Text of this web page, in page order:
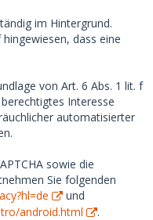
im Hintergrund.
dass eine
von Art. 6 Abs. 1 lit. f
Interesse
automatisierter
sowie die
Sie folgenden
und
android.html
.